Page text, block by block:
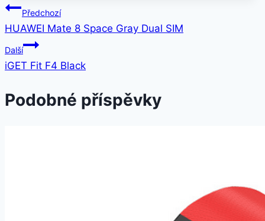
Navigace
pro
příspěvek
Předchozí
HUAWEI Mate 8 Space Gray Dual SIM
Další
iGET Fit F4 Black
Podobné příspěvky